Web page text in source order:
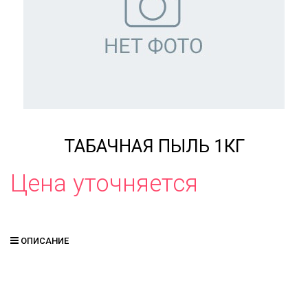
ТАБАЧНАЯ ПЫЛЬ 1КГ
Цена уточняется
ОПИСАНИЕ